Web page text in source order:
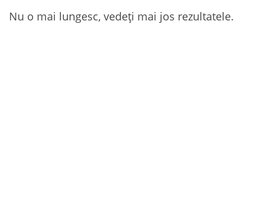
Nu o mai lungesc, vedeți mai jos rezultatele.